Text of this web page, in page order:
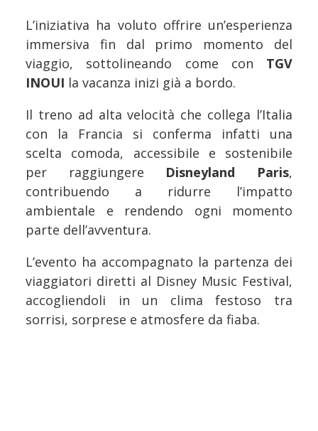
L’iniziativa ha voluto offrire un’esperienza
immersiva fin dal primo momento del
viaggio, sottolineando come con TGV
INOUI la vacanza inizi già a bordo.
Il treno ad alta velocità che collega l’Italia
con la Francia si conferma infatti una
scelta comoda, accessibile e sostenibile
per raggiungere Disneyland Paris,
contribuendo a ridurre l’impatto
ambientale e rendendo ogni momento
parte dell’avventura.
L’evento ha accompagnato la partenza dei
viaggiatori diretti al Disney Music Festival,
accogliendoli in un clima festoso tra
sorrisi, sorprese e atmosfere da fiaba.